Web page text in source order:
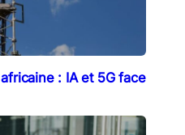
: IA et 5G face